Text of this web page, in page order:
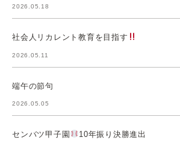
2026.05.18
社会人リカレント教育を目指す
2026.05.11
端午の節句
2026.05.05
センバツ甲子園 10年振り決勝進出